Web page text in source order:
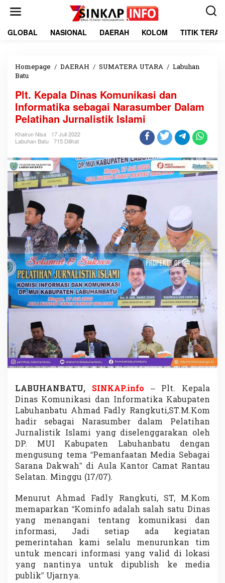
GLOBAL NASIONAL DAERAH KOLOM TITIK
Homepage / DAERAH / SUMATERA UTARA / Labuhan
Batu
.
K
e
a
a
D
i
n
a
s
K
o
m
u
n
i
k
a
s
i
d
a
n
I
n
f
o
r
a
t
i
k
a
s
e
a
g
a
a
r
a
s
u
m
b
e
r
Plt. Kepala Dinas Komunikasi dan
Informatika sebagai Narasumber Dalam
Pelatihan Jurnalistik Islami
Khairun Nisa
17 Juli 2022
Labuhan Batu
715 Dilihat
LABUHANBATU, SINKAP.info – Plt. Kepala
Dinas Komunikasi dan Informatika Kabupaten
Labuhanbatu Ahmad Fadly Rangkuti,ST.M.Kom
hadir sebagai Narasumber dalam Pelatihan
Jurnalistik Islami yang diselenggarakan oleh
DP. MUI Kabupaten Labuhanbatu dengan
mengusung tema “Pemanfaatan Media Sebagai
Sarana Dakwah” di Aula Kantor Camat Rantau
Selatan. Minggu (17/07).
Menurut Ahmad Fadly Rangkuti, ST, M.Kom
memaparkan “Kominfo adalah salah satu Dinas
yang menangani tentang komunikasi dan
informasi, Jadi setiap ada kegiatan
pemerintahan kami selalu menurunkan tim
untuk mencari informasi yang valid di lokasi
yang nantinya untuk dipublish ke media
publik” Ujarnya.